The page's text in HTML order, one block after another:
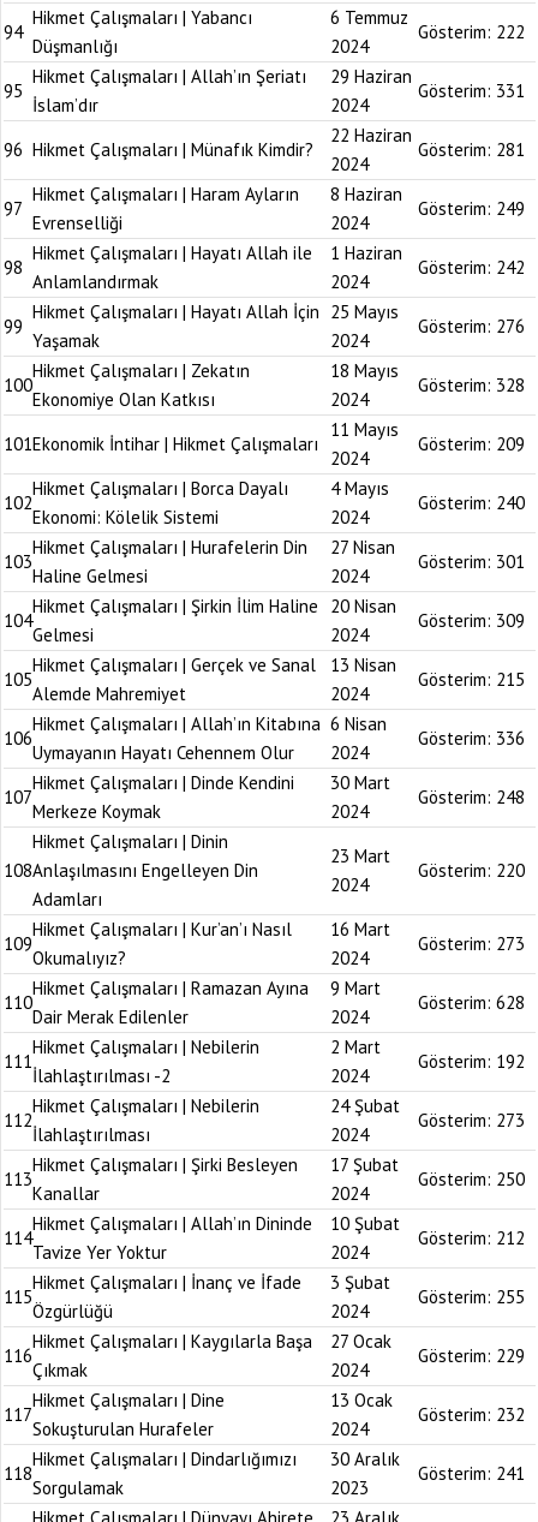
94
Hikmet Çalışmaları | Yabancı
Düşmanlığı
6 Temmuz
2024
Gösterim: 222
95
Hikmet Çalışmaları | Allah’ın Şeriatı
İslam’dır
29 Haziran
2024
Gösterim: 331
96 Hikmet Çalışmaları | Münafık Kimdir?
22 Haziran
2024
Gösterim: 281
97
Hikmet Çalışmaları | Haram Ayların
Evrenselliği
8 Haziran
2024
Gösterim: 249
98
Hikmet Çalışmaları | Hayatı Allah ile
Anlamlandırmak
1 Haziran
2024
Gösterim: 242
99
Hikmet Çalışmaları | Hayatı Allah İçin
Yaşamak
25 Mayıs
2024
Gösterim: 276
100
Hikmet Çalışmaları | Zekatın
Ekonomiye Olan Katkısı
18 Mayıs
2024
Gösterim: 328
101Ekonomik İntihar | Hikmet Çalışmaları
11 Mayıs
2024
Gösterim: 209
102
Hikmet Çalışmaları | Borca Dayalı
Ekonomi: Kölelik Sistemi
4 Mayıs
2024
Gösterim: 240
103
Hikmet Çalışmaları | Hurafelerin Din
Haline Gelmesi
27 Nisan
2024
Gösterim: 301
104
Hikmet Çalışmaları | Şirkin İlim Haline
Gelmesi
20 Nisan
2024
Gösterim: 309
105
Hikmet Çalışmaları | Gerçek ve Sanal
Alemde Mahremiyet
13 Nisan
2024
Gösterim: 215
106
Hikmet Çalışmaları | Allah’ın Kitabına
Uymayanın Hayatı Cehennem Olur
6 Nisan
2024
Gösterim: 336
107
Hikmet Çalışmaları | Dinde Kendini
Merkeze Koymak
30 Mart
2024
Gösterim: 248
108
Hikmet Çalışmaları | Dinin
Anlaşılmasını Engelleyen Din
Adamları
23 Mart
2024
Gösterim: 220
109
Hikmet Çalışmaları | Kur’an’ı Nasıl
Okumalıyız?
16 Mart
2024
Gösterim: 273
110
Hikmet Çalışmaları | Ramazan Ayına
Dair Merak Edilenler
9 Mart
2024
Gösterim: 628
111
Hikmet Çalışmaları | Nebilerin
İlahlaştırılması -2
2 Mart
2024
Gösterim: 192
112
Hikmet Çalışmaları | Nebilerin
İlahlaştırılması
24 Şubat
2024
Gösterim: 273
113
Hikmet Çalışmaları | Şirki Besleyen
Kanallar
17 Şubat
2024
Gösterim: 250
114
Hikmet Çalışmaları | Allah’ın Dininde
Tavize Yer Yoktur
10 Şubat
2024
Gösterim: 212
115
Hikmet Çalışmaları | İnanç ve İfade
Özgürlüğü
3 Şubat
2024
Gösterim: 255
116
Hikmet Çalışmaları | Kaygılarla Başa
Çıkmak
27 Ocak
2024
Gösterim: 229
117
Hikmet Çalışmaları | Dine
Sokuşturulan Hurafeler
13 Ocak
2024
Gösterim: 232
118
Hikmet Çalışmaları | Dindarlığımızı
Sorgulamak
30 Aralık
2023
Gösterim: 241